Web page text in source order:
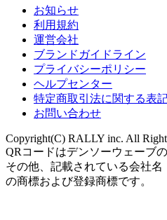
お知らせ
利用規約
運営会社
ブランドガイドライン
プライバシーポリシー
ヘルプセンター
特定商取引法に関する表
お問い合わせ
Copyright(C) RALLY inc. All
QRコードはデンソーウェーブ
その他、記載されている会社
の商標および登録商標です。